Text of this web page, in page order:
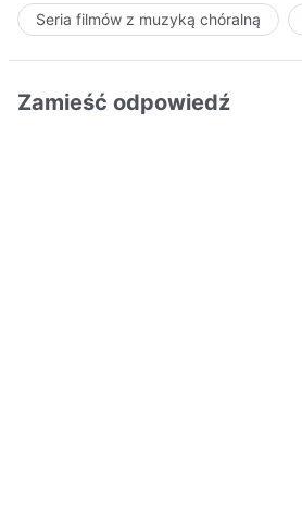
Seria filmów z muzyką chóralną
Zamieść odpowiedź